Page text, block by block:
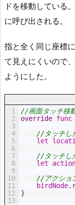
ドを移動している
に呼び出される。
指と全く同じ座標
て見えにくいので
ようにした。
1
2
3
4
5
6
7
8
9
10
11
12
13
//画面タッチ移
override func
//タッチし
let
//タッチし
let
//アクショ
birdNode.
}